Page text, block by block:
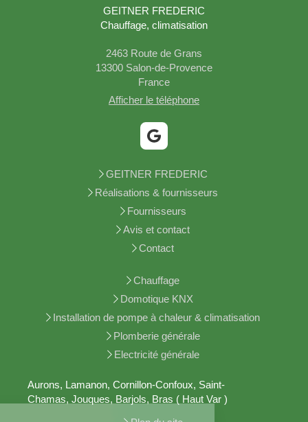
GEITNER FREDERIC
Chauffage, climatisation
2463 Route de Grans
13300 Salon-de-Provence
France
Afficher le téléphone
GEITNER FREDERIC
Réalisations & fournisseurs
Fournisseurs
Avis et contact
Contact
Chauffage
Domotique KNX
Installation de pompe à chaleur & climatisation
Plomberie générale
Electricité générale
Aurons, Lamanon, Cornillon-Confoux, Saint-
Chamas, Jouques, Barjols, Bras ( Haut Var )